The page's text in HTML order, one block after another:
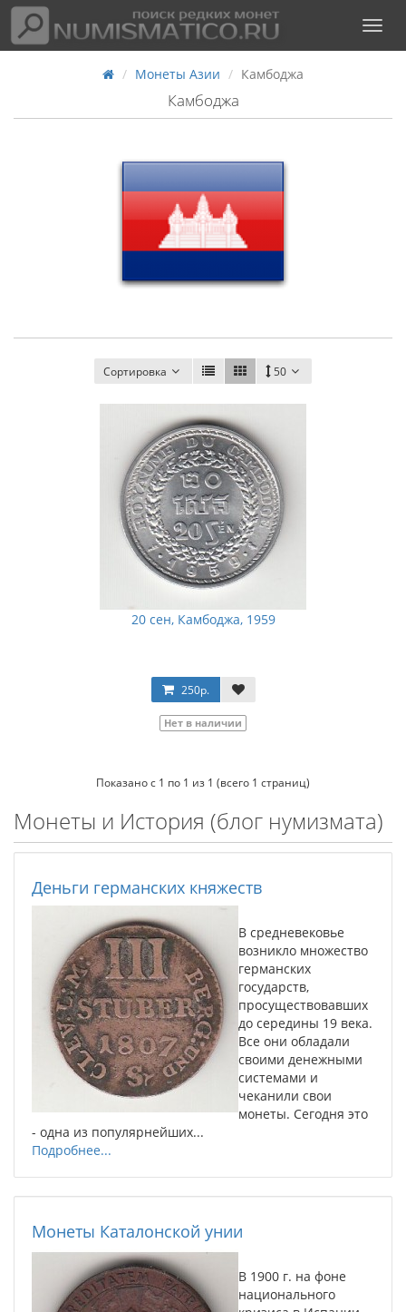
Монеты Азии Камбоджа
Камбоджа
Сортировка 50
20 сен, Камбоджа, 1959
250р.
Нет в наличии
Показано с 1 по 1 из 1 (всего 1 страниц)
Монеты и История (блог нумизмата)
Деньги германских княжеств
В средневековье
возникло множество
германских
государств,
просуществовавших
до середины 19 века.
Все они обладали
своими денежными
системами и
чеканили свои
монеты. Сегодня это
- одна из популярнейших...
Подробнее...
Монеты Каталонской унии
В 1900 г. на фоне
национального